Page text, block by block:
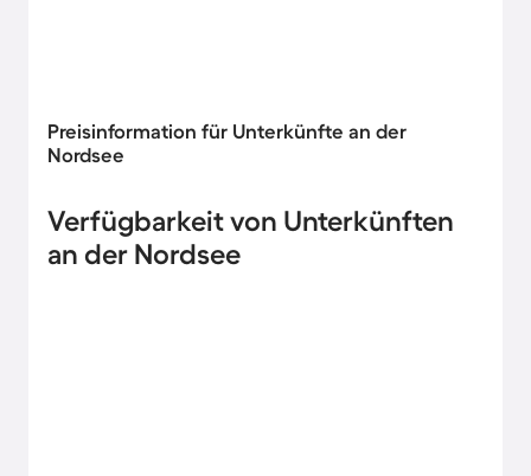
Preisinformation für Unterkünfte an der
Nordsee
Verfügbarkeit von Unterkünften
an der Nordsee